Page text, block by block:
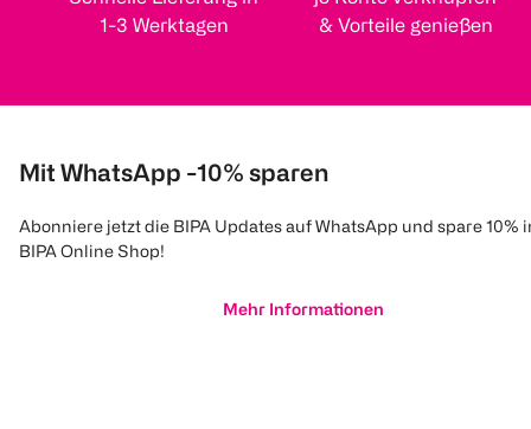
1-3 Werktagen
& Vorteile genießen
Mit WhatsApp -10% sparen
Abonniere jetzt die BIPA Updates auf WhatsApp und spare 10%
BIPA Online Shop!
Mehr Informationen